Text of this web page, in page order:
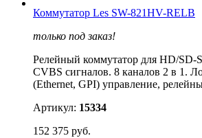
Коммутатор Les SW-821HV-RELB
только под заказ!
Релейный коммутатор для HD/
CVBS сигналов. 8 каналов 2 в 1.
(Ethernet, GPI) управление,
Артикул: 15334
152 375 руб.